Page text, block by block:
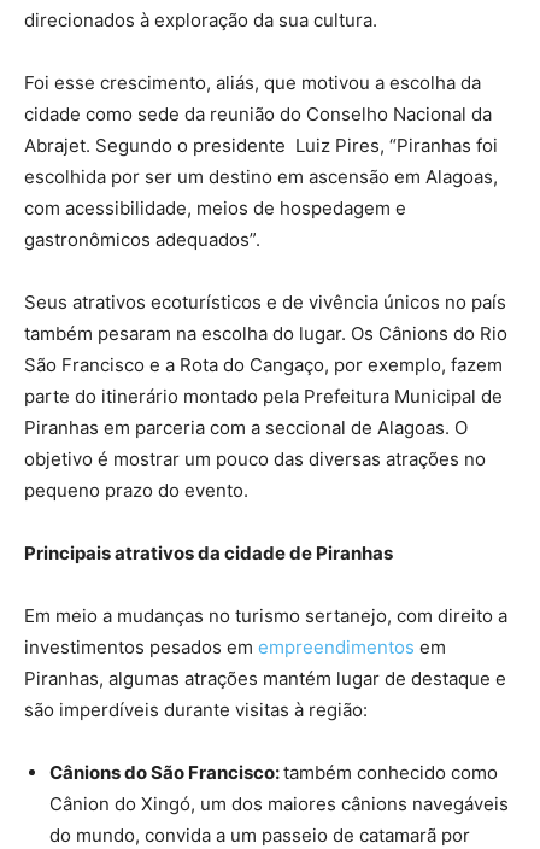
direcionados à exploração da sua cultura.
Foi esse crescimento, aliás, que motivou a escolha da
cidade como sede da reunião do Conselho Nacional da
Abrajet. Segundo o presidente Luiz Pires, “Piranhas foi
escolhida por ser um destino em ascensão em Alagoas,
com acessibilidade, meios de hospedagem e
gastronômicos adequados”.
Seus atrativos ecoturísticos e de vivência únicos no país
também pesaram na escolha do lugar. Os Cânions do Rio
São Francisco e a Rota do Cangaço, por exemplo, fazem
parte do itinerário montado pela Prefeitura Municipal de
Piranhas em parceria com a seccional de Alagoas. O
objetivo é mostrar um pouco das diversas atrações no
pequeno prazo do evento.
Principais atrativos da cidade de Piranhas
Em meio a mudanças no turismo sertanejo, com direito a
investimentos pesados em empreendimentos em
Piranhas, algumas atrações mantém lugar de destaque e
são imperdíveis durante visitas à região:
Cânions do São Francisco:também conhecido como
Cânion do Xingó, um dos maiores cânions navegáveis
do mundo, convida a um passeio de catamarã por